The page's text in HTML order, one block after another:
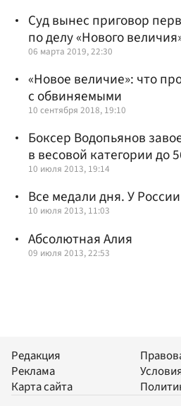
Суд вынес приговор
по делу «Нового
06 марта 2019, 22:30
«Новое величие»: что
с обвиняемыми
10 сентября 2018, 19:10
Боксер Водопьянов
в весовой категории до
10 июля 2013, 19:14
Все медали дня. У
10 июля 2013, 11:03
Абсолютная Алия
09 июля 2013, 22:53
Редакция
Реклама
Карта сайта